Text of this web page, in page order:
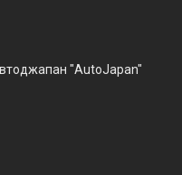
"AutoJapan"